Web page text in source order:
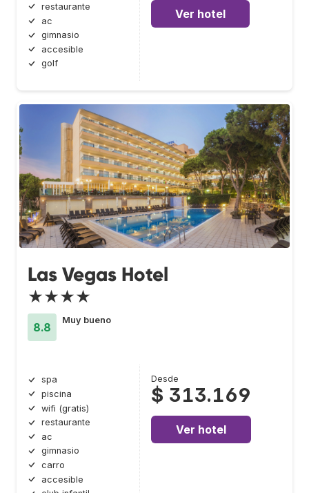
restaurante
ac
gimnasio
accesible
golf
Ver hotel
Las Vegas Hotel
★★★★
8.8
Muy bueno
spa
piscina
wifi (gratis)
restaurante
ac
gimnasio
carro
accesible
Desde
$ 313.169
Ver hotel